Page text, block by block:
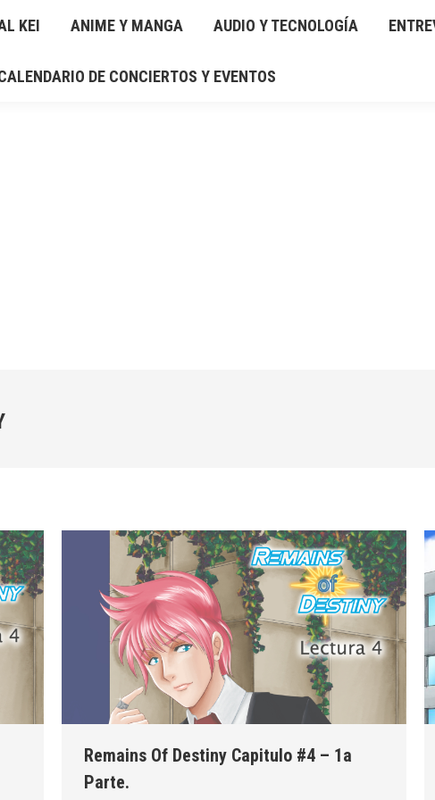
KEI ANIME Y MANGA AUDIO Y TECNOLOGÍA
DE CONCIERTOS Y EVENTOS
Remains Of Destiny Capitulo #4 – 1a
Parte.
AUDIO Y TECNOLOGÍA ENTREVISTAS RESEÑAS